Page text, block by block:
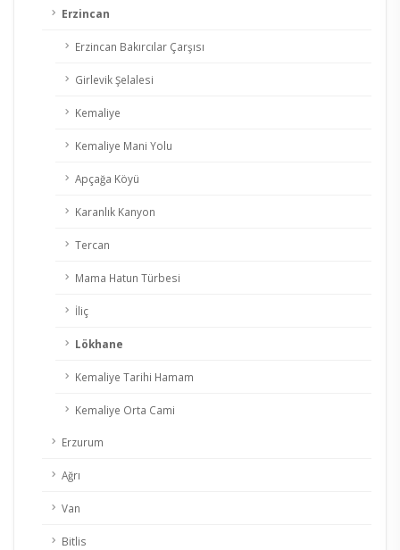
Erzincan
Erzincan Bakırcılar Çarşısı
Girlevik Şelalesi
Kemaliye
Kemaliye Mani Yolu
Apçağa Köyü
Karanlık Kanyon
Tercan
Mama Hatun Türbesi
İliç
Lökhane
Kemaliye Tarihi Hamam
Kemaliye Orta Cami
Erzurum
Ağrı
Van
Bitlis